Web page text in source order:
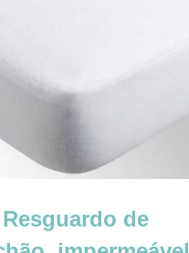
Resguardo de